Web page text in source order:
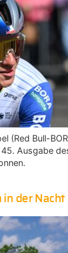
(Red Bull-
Ausgabe
in der